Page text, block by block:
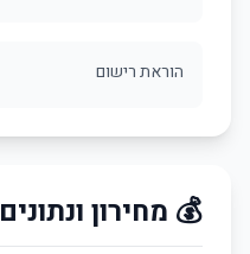
הוראת רישום
💰 מחירון ונתונים